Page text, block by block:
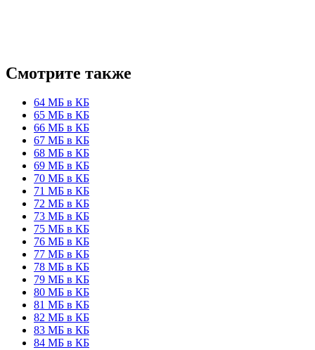
Смотрите также
64 МБ в КБ
65 МБ в КБ
66 МБ в КБ
67 МБ в КБ
68 МБ в КБ
69 МБ в КБ
70 МБ в КБ
71 МБ в КБ
72 МБ в КБ
73 МБ в КБ
75 МБ в КБ
76 МБ в КБ
77 МБ в КБ
78 МБ в КБ
79 МБ в КБ
80 МБ в КБ
81 МБ в КБ
82 МБ в КБ
83 МБ в КБ
84 МБ в КБ